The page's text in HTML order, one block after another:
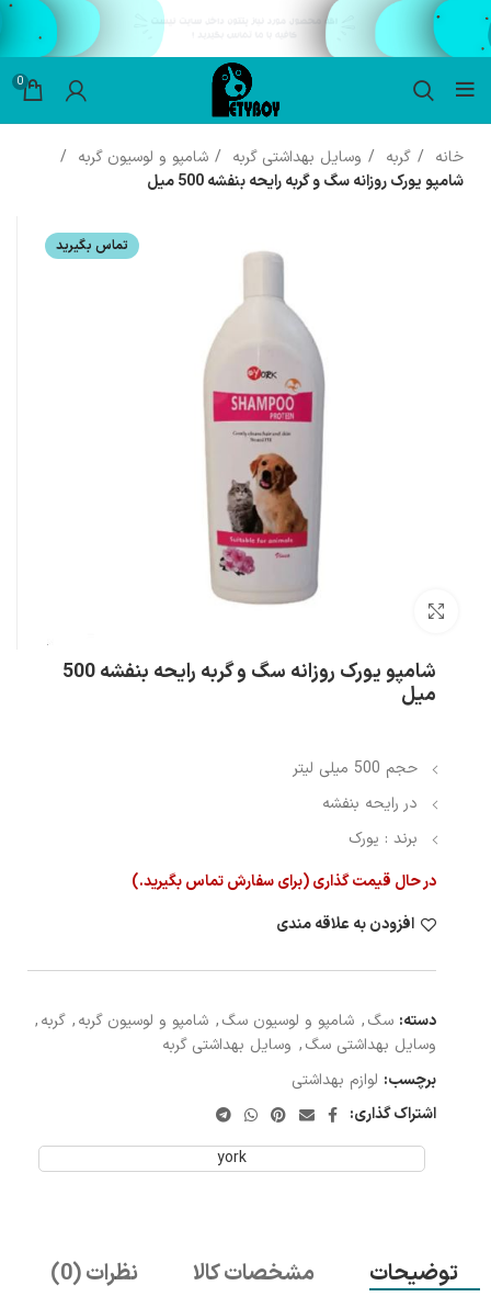
0
خانه گربه وسایل بهداشتی گربه
شامپو و لوسیون گربه
شامپو یورک روزانه سگ و گربه رایحه بنفشه 500 میل
تماس بگیرید
شامپو یورک روزانه سگ و گربه رایحه بنفشه 500
میل
حجم 500 میلی لیتر
در رایحه بنفشه
برند : یورک
در حال قیمت گذاری (برای سفارش تماس بگیرید.)
افزودن به علاقه مندی
دسته: سگ, شامپو و لوسیون سگ, شامپو و لوسیون گربه, گربه,
وسایل بهداشتی سگ, وسایل بهداشتی گربه
برچسب: لوازم بهداشتی
اشتراک گذاری:
york
توضیحات مشخصات کالا نظرات (0)